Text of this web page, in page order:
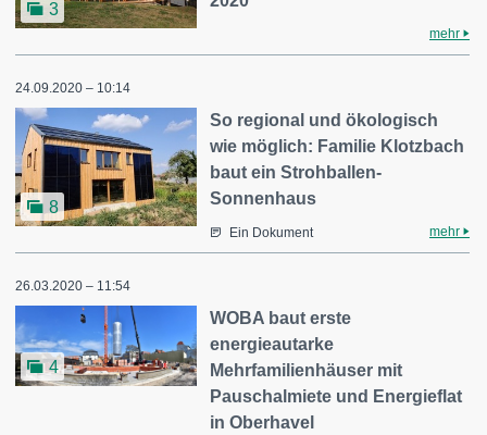
3
mehr
24.09.2020 – 10:14
8
So regional und ökologisch
wie möglich: Familie Klotzbach
baut ein Strohballen-
Sonnenhaus
Ein Dokument mehr
26.03.2020 – 11:54
4
WOBA baut erste
energieautarke
Mehrfamilienhäuser mit
Pauschalmiete und Energieflat
in Oberhavel